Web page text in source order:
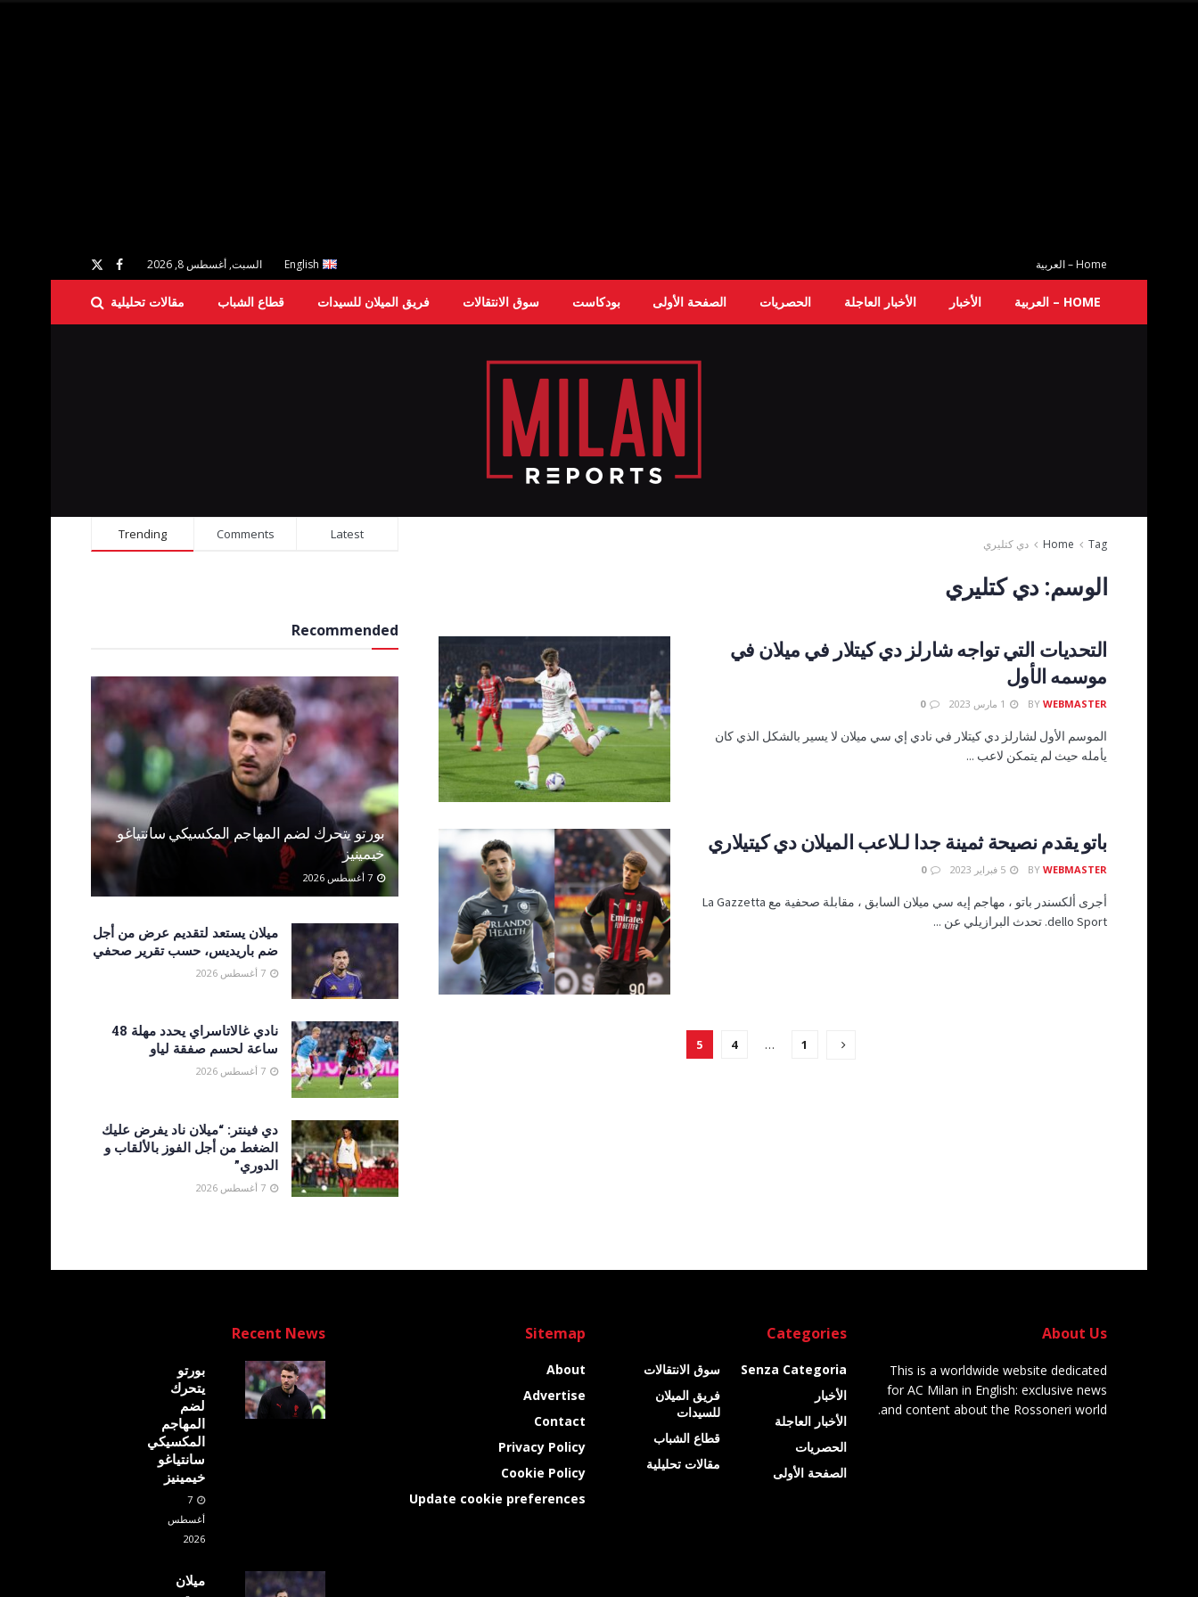
Home – العربية English السبت, أغسطس 8, 2026
HOME – العربية الأخبار الأخبار العاجلة الحصريات الصفحة الأولى بودكاست سوق الانتقالات فريق الميلان للسيدات قطاع الشباب مقالات تحليلية
Home Tag دي كتليري
الوسم:دي كتليري
التحديات التي تواجه شارلز دي كيتلار في ميلان في
موسمه الأول
BY WEBMASTER
0
الموسم الأول لشارلز دي كيتلار في نادي إي سي ميلان لا يسير بالشكل الذي كان
يأمله حيث لم يتمكن لاعب ...
باتو يقدم نصيحة ثمينة جدا لـلاعب الميلان دي كيتيلاري
BY WEBMASTER
0
أجرى ألكسندر باتو ، مهاجم إيه سي ميلان السابق ، مقابلة صحفية مع La Gazzetta
dello Sport. تحدث البرازيلي عن ...
1
…
4
5
Trending Comments Latest
Recommended
بورتو يتحرك لضم المهاجم المكسيكي سانتياغو
خيمينيز
ميلان يستعد لتقديم عرض من أجل
ضم باريديس، حسب تقرير صحفي
نادي غالاتاسراي يحدد مهلة 48
ساعة لحسم صفقة لياو
دي فينتر: “ميلان ناد يفرض عليك
الضغط من أجل الفوز بالألقاب و
الدوري”
About Us
This is a worldwide website dedicated
for AC Milan in English: exclusive news
and content about the Rossoneri world.
Categories
Senza Categoria
الأخبار
الأخبار العاجلة
الحصريات
الصفحة الأولى
سوق الانتقالات
فريق الميلان
للسيدات
قطاع الشباب
مقالات تحليلية
Sitemap
About
Advertise
Contact
Privacy Policy
Cookie Policy
Update cookie preferences
Recent News
بورتو
يتحرك
لضم
المهاجم
المكسيكي
سانتياغو
خيمينيز
7
أغسطس
2026
ميلان